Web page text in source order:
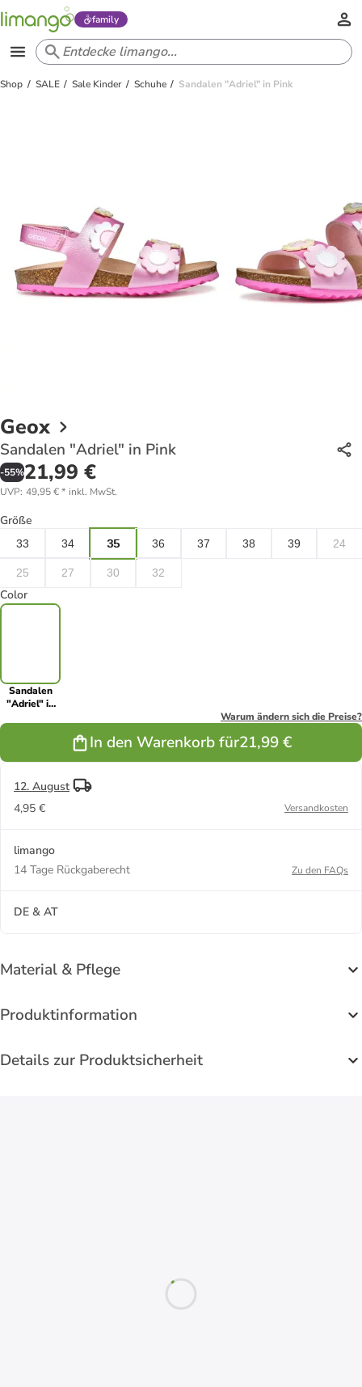
family
Shop SALE Sale Kinder Schuhe Sandalen "Adriel" in Pink
Geox
Sandalen "Adriel" in Pink
-55%21,99 €
UVP: 49,95 €* inkl. MwSt.
Größe
33 34 35 36 37 38 39 24
25 27 30 32
Color
Sandalen
"Adriel" in
Warum ändern sich die Preise?
In den Warenkorb für21,99 €
12. August
4,95 €
Versandkosten
limango
14 Tage Rückgaberecht
Zu den FAQs
DE & AT
Material & Pflege
Produktinformation
Details zur Produktsicherheit